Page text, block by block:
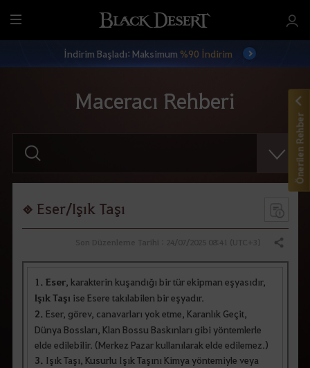
T
ü
İndirim Başladı: Maksimum %90 İndirim
Maceracı Rehberi
m
a
Eser/Işık Taşı
Paylaş
1. Eser, karakterin kuşandığı bir tür ekipman eşyasıdır,
Işık Taşı ise Esere takılabilen bir eşyadır.
2. Eser, görev, canavarları yok etme, Karanlık Geçit,
Dünya Bossları, Klan Bossu Baskınları gibi yöntemlerle
elde edilebilir. (Merkez Pazar kullanılarak elde edilemez.)
3. Işık Taşı, Kusurlu Işık Taşını Kimya yöntemiyle veya
Önerilen Rehber